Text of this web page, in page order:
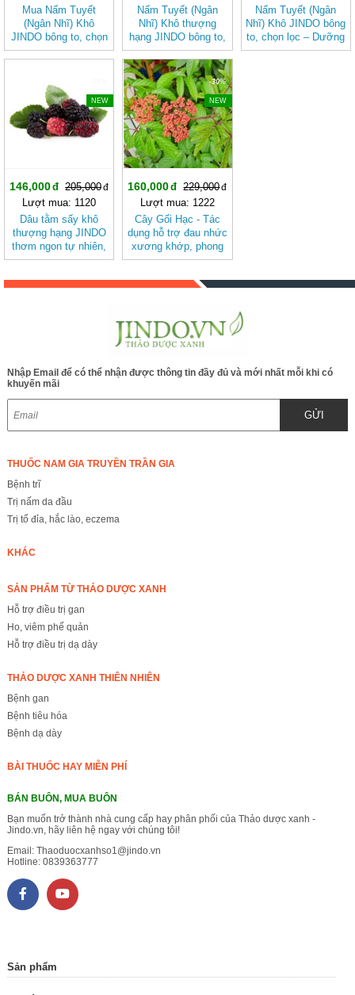
Mua Nấm Tuyết
(Ngân Nhĩ) Khô
JINDO bông to, chọn
lọc tốt cho sức khỏe
Nấm Tuyết (Ngân
Nhĩ) Khô thượng
hạng JINDO bông to,
chọn lọc
Nấm Tuyết (Ngân
Nhĩ) Khô JINDO bông
to, chọn lọc – Dưỡng
Nhan, Thanh Mát Tự
NEW
146,000
205,000
Lượt mua: 1120
Dâu tằm sấy khô
thượng hạng JINDO
thơm ngon tự nhiên,
tố cho sức khỏe &
-30%
NEW
160,000
229,000
Lượt mua: 1222
Cây Gối Hạc - Tác
dụng hỗ trợ đau nhức
xương khớp, phong
tê thấp, rong kinh,
ăn uống và giảm đau
Nhập Email để có thể nhận được thông tin đầy đủ và mới nhất mỗi khi có
khuyến mãi
GỬI
THUỐC NAM GIA TRUYỀN TRẦN GIA
Bệnh trĩ
Trị nấm da đầu
Trị tổ đỉa, hắc lào, eczema
KHÁC
SẢN PHẨM TỪ THẢO DƯỢC XANH
Hỗ trợ điều trị gan
Ho, viêm phế quản
Hỗ trợ điều trị dạ dày
THẢO DƯỢC XANH THIÊN NHIÊN
Bệnh gan
Bệnh tiêu hóa
Bệnh dạ dày
BÀI THUỐC HAY MIỄN PHÍ
BÁN BUÔN, MUA BUÔN
Bạn muốn trở thành nhà cung cấp hay phân phối của Thảo dược xanh -
Jindo.vn, hãy liên hệ ngay với chúng tôi!
Email: Thaoduocxanhso1@jindo.vn
Hotline: 0839363777
Sản phẩm